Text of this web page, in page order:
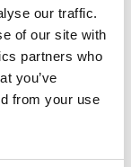
our traffic.
of our site with
partners who
you’ve
from your use
taak plant.
kunt
je tijd goed